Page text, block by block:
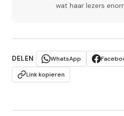
wat haar lezers
DELEN WhatsApp
Link kopieren